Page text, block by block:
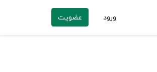
ورود عضویت